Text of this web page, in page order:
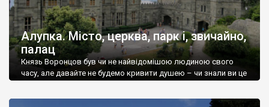
Алупка. Місто, церква, парк і, звичайно,
палац
Князь Воронцов був чи не найвідомішою людиною свого
часу, але давайте не будемо кривити душею – чи знали ви це